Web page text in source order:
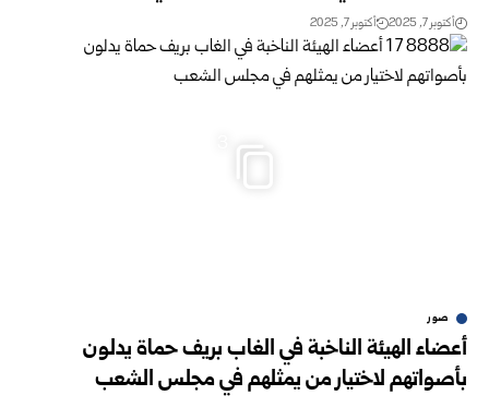
أكتوبر 7, 2025 أكتوبر 7, 2025
صور
أعضاء الهيئة الناخبة في الغاب بريف حماة يدلون
بأصواتهم لاختيار من يمثلهم في مجلس الشعب